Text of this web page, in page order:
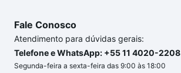
Fale Conosco
Atendimento para dúvidas gerais:
Telefone e WhatsApp: +55 11 4020-2208
Segunda-feira a sexta-feira das 9:00 às 18:00